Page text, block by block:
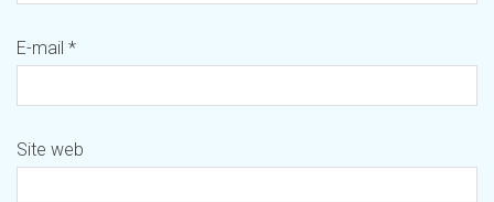
E-mail *
Site web